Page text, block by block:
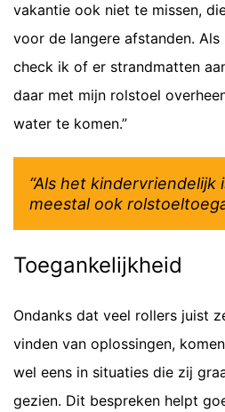
vakantie ook niet te missen,
voor de langere afstanden.
check ik of er strandmatten
daar met mijn rolstoel
water te komen.”
“Als het kindervriendelijk
meestal ook
Toegankelijkheid
Ondanks dat veel rollers juist
vinden van oplossingen,
wel eens in situaties die zij
gezien. Dit bespreken helpt